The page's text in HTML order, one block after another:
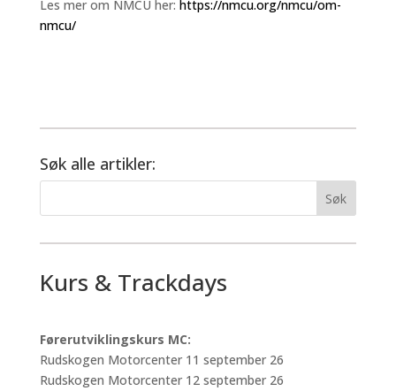
Les mer om NMCU her: https://nmcu.org/nmcu/om-
nmcu/
Søk alle artikler:
Kurs & Trackdays
Førerutviklingskurs MC:
Rudskogen Motorcenter 11 september 26
Rudskogen Motorcenter 12 september 26